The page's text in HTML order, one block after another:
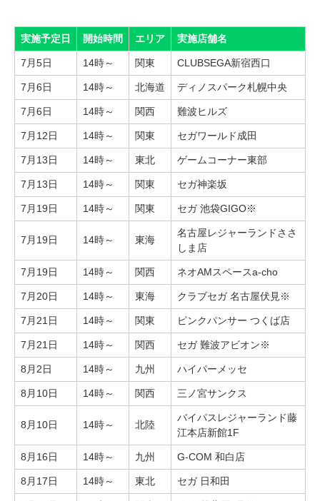
実施予定日 開始時間 エリア 実施店舗名
7月5日 14時～ 関東 CLUBSEGA新宿西口
7月6日 14時～ 北海道 ディノスパーク札幌中央
7月6日 14時～ 関西 難波ヒルズ
7月12日 14時～ 関東 セガワールド成田
7月13日 14時～ 東北 ゲームコーナー東部
7月13日 14時～ 関東 セガ神楽坂
7月19日 14時～ 関東 セガ 池袋GIGO※
7月19日 14時～ 東海
名古屋レジャーランドささ
しま店
7月19日 14時～ 関西 ネオAMスペースa-cho
7月20日 14時～ 東海 クラブセガ 名古屋伏見※
7月21日 14時～ 関東 ピンクパンサー つくば店
7月21日 14時～ 関西 セガ 難波アビオン※
8月2日 14時～ 九州 ハイパーメッセ
8月10日 14時～ 関西 三ノ宮サンクス
8月10日 14時～ 北陸
バイパスレジャーランド藤
江本店新館1F
8月16日 14時～ 九州 G-COM 和白店
8月17日 14時～ 東北 セガ 日和田